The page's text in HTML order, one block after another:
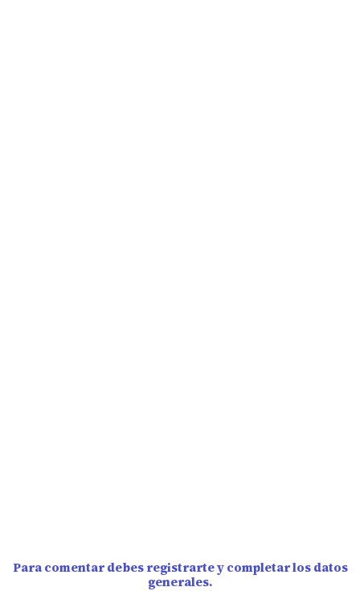
Para comentar debes registrarte y completar los datos
generales.